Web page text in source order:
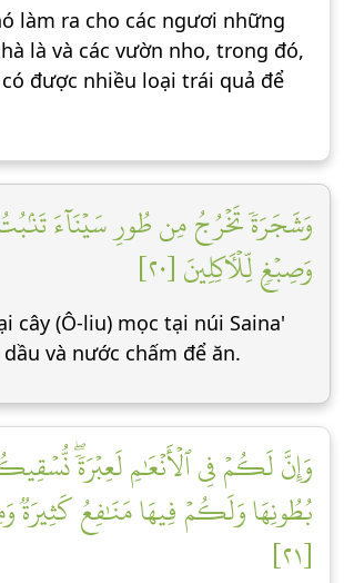
làm ra cho các ngươi những
là và các vườn nho, trong đó,
được nhiều loại trái quả để
وَشَجَرَةٗ تَخۡرُجُ مِن طُورِ سَيۡنَآءَ
وَصِبۡغٖ لِّلۡأٓكِلِينَ [٢٠]
cây (Ô-liu) mọc tại núi Saina'
và nước chấm để ăn.
وَإِنَّ لَكُمۡ فِي ٱلۡأَنۡعَٰمِ لَعِبۡرَةٗۖ
بُطُونِهَا وَلَكُمۡ فِيهَا مَنَٰفِعُ كَثِيرَةٞ
[٢١]